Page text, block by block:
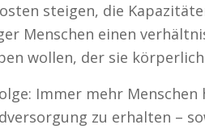
steigen, die
Menschen einen
wollen, der sie
Immer mehr
zu erhalten –